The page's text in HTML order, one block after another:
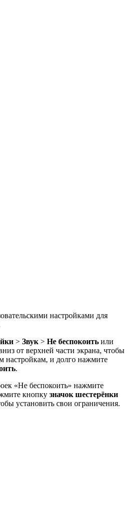
настройками для
> Звук > Не беспокоить или
от верхней части экрана, чтобы
настройкам, и долго нажмите
.
«Не беспокоить» нажмите
кнопку значок шестерёнки
установить свои ограничения.